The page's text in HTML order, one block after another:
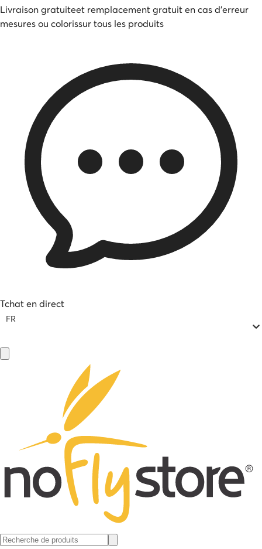
Livraison gratuiteet remplacement gratuit en cas d'erreur
mesures ou colorissur tous les produits
Tchat en direct
FR